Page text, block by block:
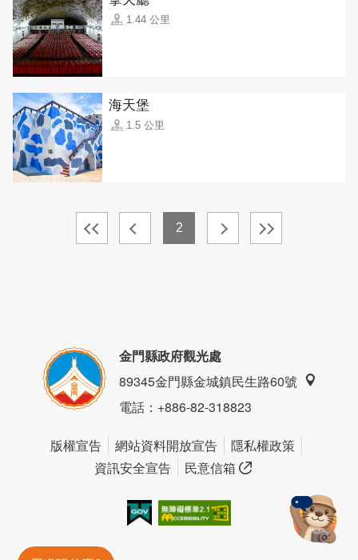
1.44 公里
海天堡
1.5 公里
2
金門縣政府觀光處
89345金門縣金城鎮民生路60號
電話：+886-82-318823
版權宣告 網站資料開放宣告
隱私權政策
資訊安全宣告
民意信箱